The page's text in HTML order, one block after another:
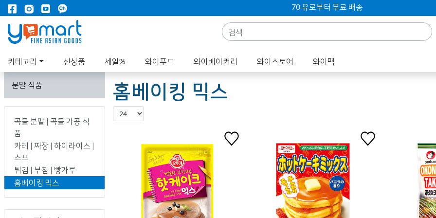
70 유로부터 무료 배송
카테고리 신상품 세일% 와이푸드 와이베이커리 와이스토어 와이팩
분말 식품
곡물 분말 | 곡물 가공 식
품
카레 | 짜장 | 하이라이스 |
스프
튀김 | 부침 | 빵가루
홈베이킹 믹스
홈베이킹 믹스